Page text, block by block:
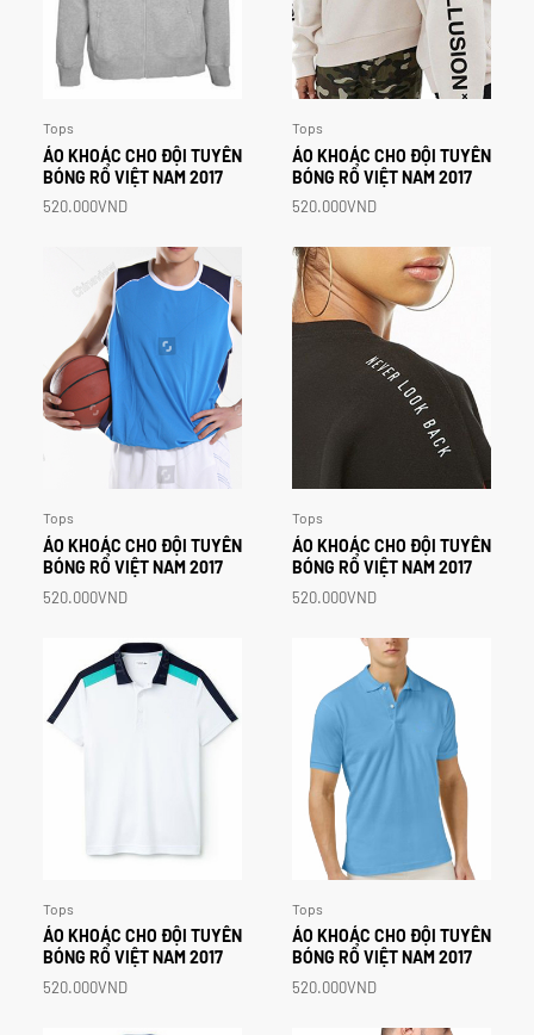
Tops
ÁO KHOÁC CHO ĐỘI TUYỂN
BÓNG RỔ VIỆTNAM2017
520.000VND
Tops
ÁO KHOÁC CHO ĐỘI TUYỂN
BÓNG RỔ VIỆTNAM2017
520.000VND
Tops
ÁO KHOÁC CHO ĐỘI TUYỂN
BÓNG RỔ VIỆTNAM2017
520.000VND
Tops
ÁO KHOÁC CHO ĐỘI TUYỂN
BÓNG RỔ VIỆTNAM2017
520.000VND
Tops
ÁO KHOÁC CHO ĐỘI TUYỂN
BÓNG RỔ VIỆTNAM2017
520.000VND
Tops
ÁO KHOÁC CHO ĐỘI TUYỂN
BÓNG RỔ VIỆTNAM2017
520.000VND